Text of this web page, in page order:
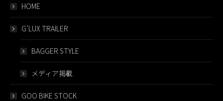
HOME
G’LUX TRAILER
BAGGER STYLE
メディア掲載
GOO BIKE STOCK